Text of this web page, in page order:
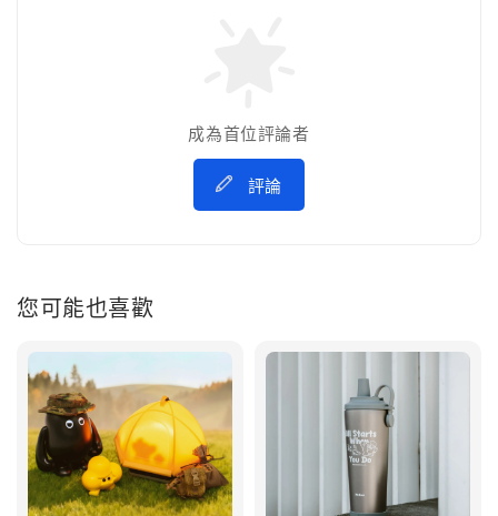
成為首位評論者
評論
您可能也喜歡